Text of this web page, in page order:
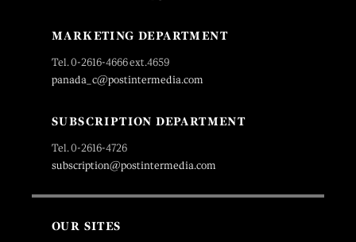
MARKETING DEPARTMENT
Tel. 0-2616-4666 ext.4659
panada_c@postintermedia.com
SUBSCRIPTION DEPARTMENT
Tel. 0-2616-4726
subscription@postintermedia.com
OUR SITES